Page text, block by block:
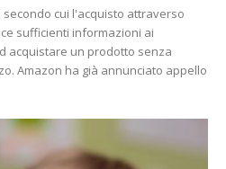
cui l'acquisto attraverso
sufficienti informazioni ai
acquistare un prodotto senza
Amazon ha già annunciato appello